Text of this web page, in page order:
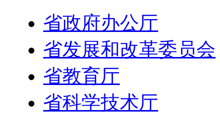
省政府办公厅
省发展和改革委员会
省教育厅
省科学技术厅